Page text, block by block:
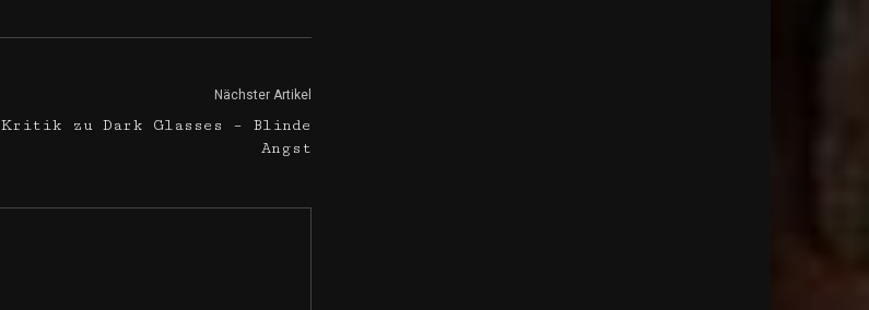
Nächster Artikel
Kritik zu Dark Glasses – Blinde
Angst